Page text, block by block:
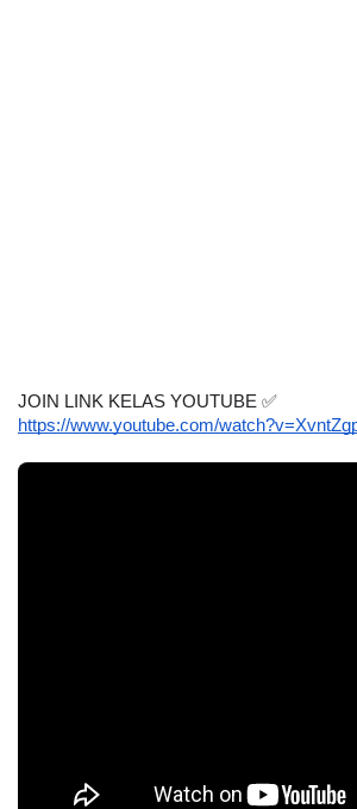
JOIN LINK KELAS YOUTUBE ✅
https://www.youtube.com/